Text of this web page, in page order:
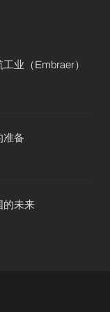
业（Embraer）
准备
的未来